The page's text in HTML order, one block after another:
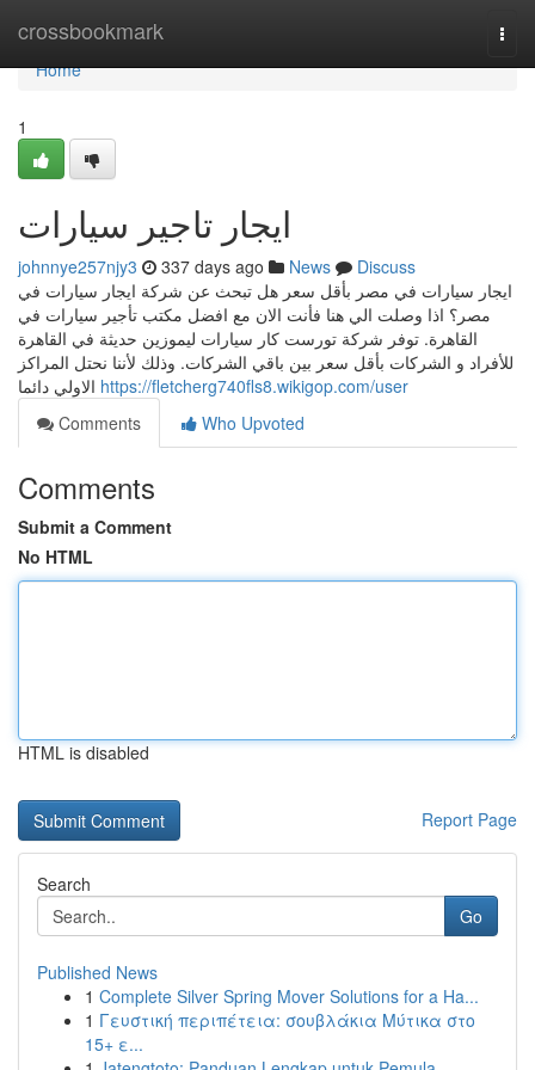
crossbookmark
Home
Home
1
ايجار تاجير سيارات
johnnye257njy3 337 days ago News
Discuss
ايجار سيارات في مصر بأقل سعر هل تبحث عن شركة ايجار سيارات في
مصر؟ اذا وصلت الي هنا فأنت الان مع افضل مكتب تأجير سيارات في
القاهرة. توفر شركة تورست كار سيارات ليموزين حديثة في القاهرة
للأفراد و الشركات بأقل سعر بين باقي الشركات. وذلك لأننا نحتل المراكز
https://fletcherg740fls8.wikigop.com/user
Comments
Who Upvoted
Comments
Submit a Comment
No HTML
HTML is disabled
Report Page
Search
Go
Published News
1 Complete Silver Spring Mover Solutions for a Ha...
1 Γευστική περιπέτεια: σουβλάκια Μύτικα στο
15+ ε...